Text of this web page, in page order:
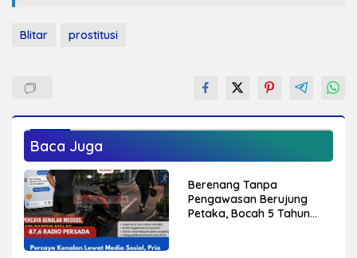
Blitar prostitusi
Baca Juga
Berenang Tanpa
Pengawasan Berujung
Petaka, Bocah 5 Tahun